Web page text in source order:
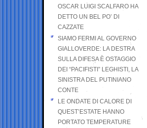
OSCAR LUIGI SCALFARO HA
DETTO UN BEL PO’ DI
CAZZATE
SIAMO FERMI AL GOVERNO
GIALLOVERDE: LA DESTRA
SULLA DIFESA È OSTAGGIO
DEI “PACIFISTI” LEGHISTI, LA
SINISTRA DEL PUTINIANO
CONTE
LE ONDATE DI CALORE DI
QUEST’ESTATE HANNO
PORTATO TEMPERATURE